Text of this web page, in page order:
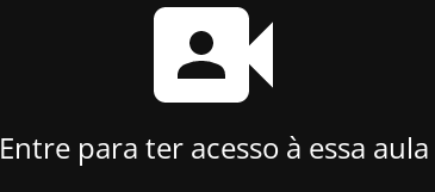
Entre para ter acesso à essa aula